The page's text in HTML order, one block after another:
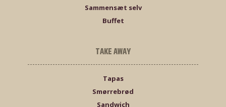
Sammensæt selv
Buffet
TAKE AWAY
Tapas
Smørrebrød
Sandwich